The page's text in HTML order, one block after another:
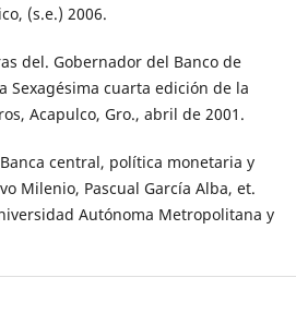
(s.e.) 2006.
del. Gobernador del Banco de
Sexagésima cuarta edición de la
Acapulco, Gro., abril de 2001.
central, política monetaria y
Milenio, Pascual García Alba, et.
Autónoma Metropolitana y